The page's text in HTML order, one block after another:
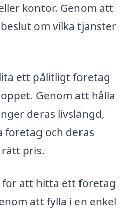
kontor. Genom att
om vilka tjänster
ett pålitligt företag
Genom att hålla
deras livslängd,
företag och deras
pris.
för att hitta ett företag
att fylla i en enkel